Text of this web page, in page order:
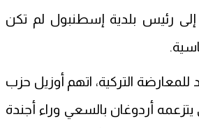
إلى رئيس بلدية إسطنبول لم تكن
للمعارضة التركية، اتهم أوزيل حزب
يتزعمه أردوغان بالسعي وراء أجندة